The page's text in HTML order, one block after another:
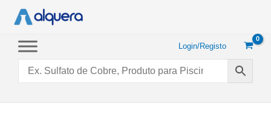
conteúdo
Login/Registo